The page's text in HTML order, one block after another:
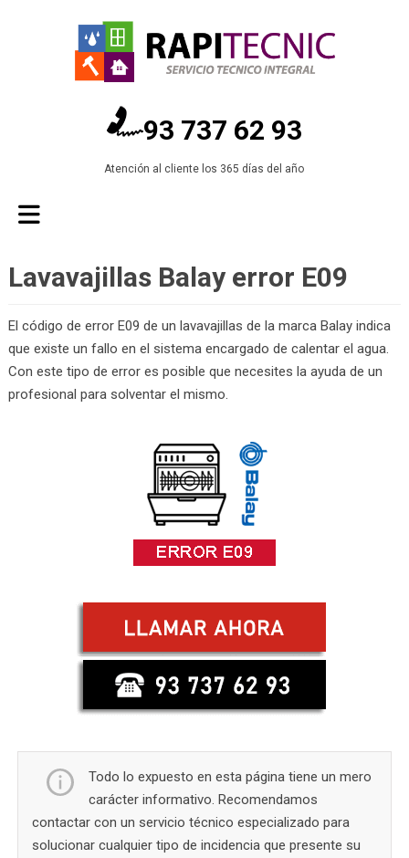
93 737 62 93
Atención al cliente los 365 días del año
Lavavajillas Balay error E09
El código de error E09 de un lavavajillas de la marca Balay indica
que existe un fallo en el sistema encargado de calentar el agua.
Con este tipo de error es posible que necesites la ayuda de un
profesional para solventar el mismo.
Todo lo expuesto en esta página tiene un mero
carácter informativo. Recomendamos
contactar con un servicio técnico especializado para
solucionar cualquier tipo de incidencia que presente su